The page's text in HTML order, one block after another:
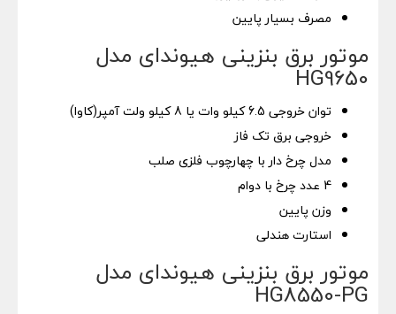
مصرف بسیار پایین
موتور برق بنزینی هیوندای مدل
HG9650
توان خروجی 6.5 کیلو وات یا 8 کیلو ولت آمپر(کاوا)
خروجی برق تک فاز
مدل چرخ دار با چهارچوب فلزی صلب
4 عدد چرخ با دوام
وزن پایین
استارت هندلی
موتور برق بنزینی هیوندای مدل
HG8550-PG